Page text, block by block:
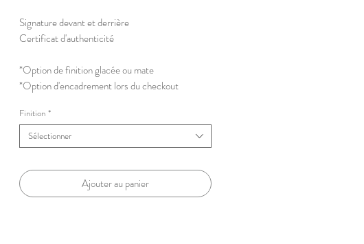
Signature devant et derrière
Certificat d'authenticité
*Option de finition glacée ou mate
*Option d'encadrement lors du checkout
Finition *
Sélectionner
Ajouter au panier